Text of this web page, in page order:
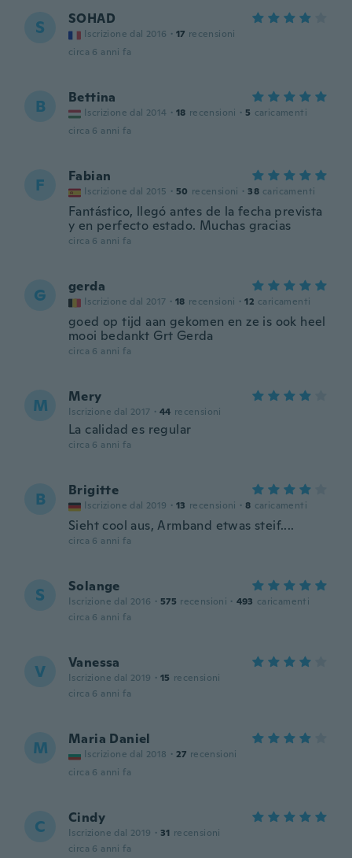
S SOHAD
Iscrizione dal 2016 · 17 recensioni
circa 6 anni fa
B Bettina
Iscrizione dal 2014 · 18 recensioni · 5 caricamenti
circa 6 anni fa
F Fabian
Iscrizione dal 2015 · 50 recensioni · 38 caricamenti
Fantástico, llegó antes de la fecha prevista
y en perfecto estado. Muchas gracias
circa 6 anni fa
G gerda
Iscrizione dal 2017 · 18 recensioni · 12 caricamenti
goed op tijd aan gekomen en ze is ook heel
mooi bedankt Grt Gerda
circa 6 anni fa
M Mery
Iscrizione dal 2017 · 44 recensioni
La calidad es regular
circa 6 anni fa
B Brigitte
Iscrizione dal 2019 · 13 recensioni · 8 caricamenti
Sieht cool aus, Armband etwas steif....
circa 6 anni fa
S Solange
Iscrizione dal 2016 · 575 recensioni · 493 caricamenti
circa 6 anni fa
V Vanessa
Iscrizione dal 2019 · 15 recensioni
circa 6 anni fa
M Maria Daniel
Iscrizione dal 2018 · 27 recensioni
circa 6 anni fa
C Cindy
Iscrizione dal 2019 · 31 recensioni
circa 6 anni fa